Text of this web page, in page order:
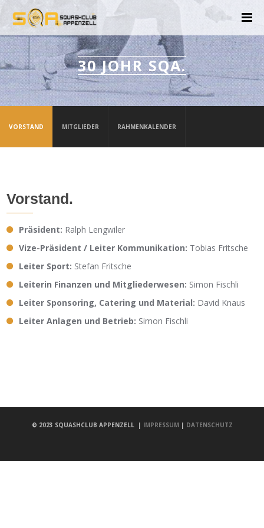
30 JOHR SQA.
VORSTAND MITGLIEDER RAHMENKALENDER
Vorstand.
Präsident: Ralph Lengwiler
Vize-Präsident / Leiter Kommunikation: Tobias Fritsche
Leiter Sport: Stefan Fritsche
Leiterin Finanzen und Mitgliederwesen: Simon Fischli
Leiter Sponsoring, Catering und Material: David Knaus
Leiter Anlagen und Betrieb: Simon Fischli
© 2023 SQUASHCLUB APPENZELL | IMPRESSUM| DATENSCHUTZ